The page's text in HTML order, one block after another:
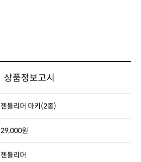
상품정보고시
젠틀리머 마키(2종)
29,000원
젠틀리머